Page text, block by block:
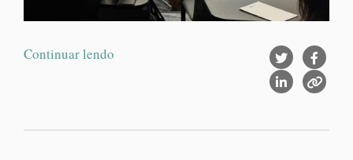
Continuar lendo